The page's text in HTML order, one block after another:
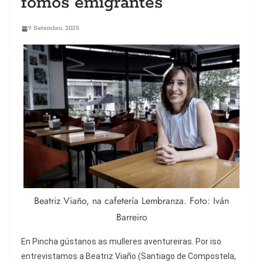
9 Setembro, 2025
Beatriz Viaño, na cafetería Lembranza. Foto: Iván
Barreiro
En Pincha gústanos as mulleres aventureiras. Por iso
entrevistamos a Beatriz Viaño (Santiago de Compostela,